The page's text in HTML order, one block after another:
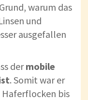
warum das
und
ausgefallen
dermobile
. Somit war er
Haferflocken bis